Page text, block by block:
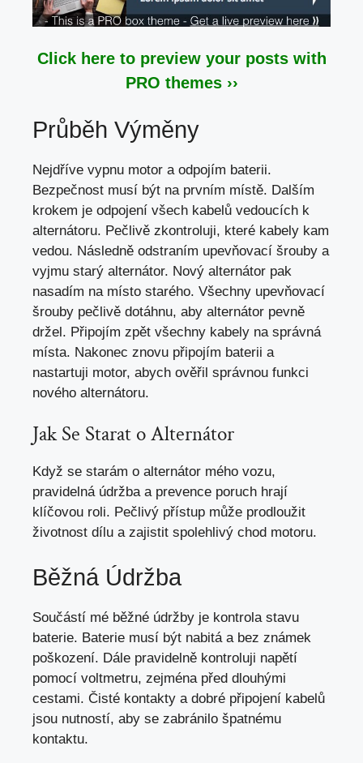
Click here to preview your posts with
PRO themes ››
Průběh Výměny
Nejdříve vypnu motor a odpojím baterii.
Bezpečnost musí být na prvním místě. Dalším
krokem je odpojení všech kabelů vedoucích k
alternátoru. Pečlivě zkontroluji, které kabely kam
vedou. Následně odstraním upevňovací šrouby a
vyjmu starý alternátor. Nový alternátor pak
nasadím na místo starého. Všechny upevňovací
šrouby pečlivě dotáhnu, aby alternátor pevně
držel. Připojím zpět všechny kabely na správná
místa. Nakonec znovu připojím baterii a
nastartuji motor, abych ověřil správnou funkci
nového alternátoru.
Jak Se Starat o Alternátor
Když se starám o alternátor mého vozu,
pravidelná údržba a prevence poruch hrají
klíčovou roli. Pečlivý přístup může prodloužit
životnost dílu a zajistit spolehlivý chod motoru.
Běžná Údržba
Součástí mé běžné údržby je kontrola stavu
baterie. Baterie musí být nabitá a bez známek
poškození. Dále pravidelně kontroluji napětí
pomocí voltmetru, zejména před dlouhými
cestami. Čisté kontakty a dobré připojení kabelů
jsou nutností, aby se zabránilo špatnému
kontaktu.